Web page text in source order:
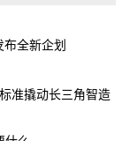
全新企划
准撬动长三角智造